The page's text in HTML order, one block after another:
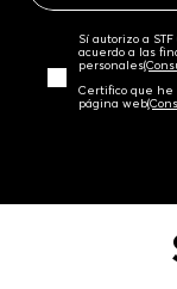
Sí autorizo a
acuerdo a las
personales‎
Certifico que he
página web‎